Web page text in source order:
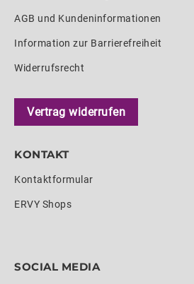
AGB und Kundeninformationen
Information zur Barrierefreiheit
Widerrufsrecht
Vertrag widerrufen
KONTAKT
Kontaktformular
ERVY Shops
SOCIAL MEDIA